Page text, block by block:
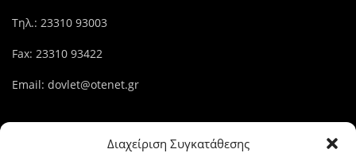
Διαχείριση Συγκατάθεσης
Τηλ.: 23310 93003
Fax: 23310 93422
Email: dovlet@otenet.gr